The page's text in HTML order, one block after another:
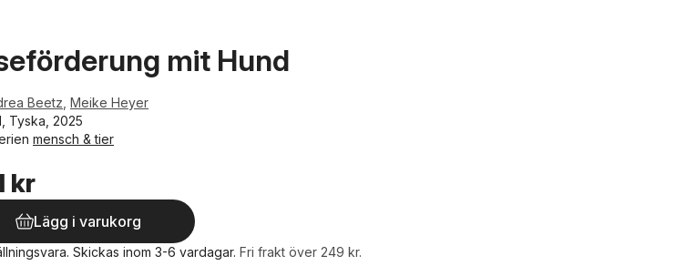
mit Hund
Beetz Meike Heyer
Tyska, 2025
mensch & tier
kr
Lägg i varukorg
Skickas inom 3-6 vardagar. Fri frakt över 249 kr.